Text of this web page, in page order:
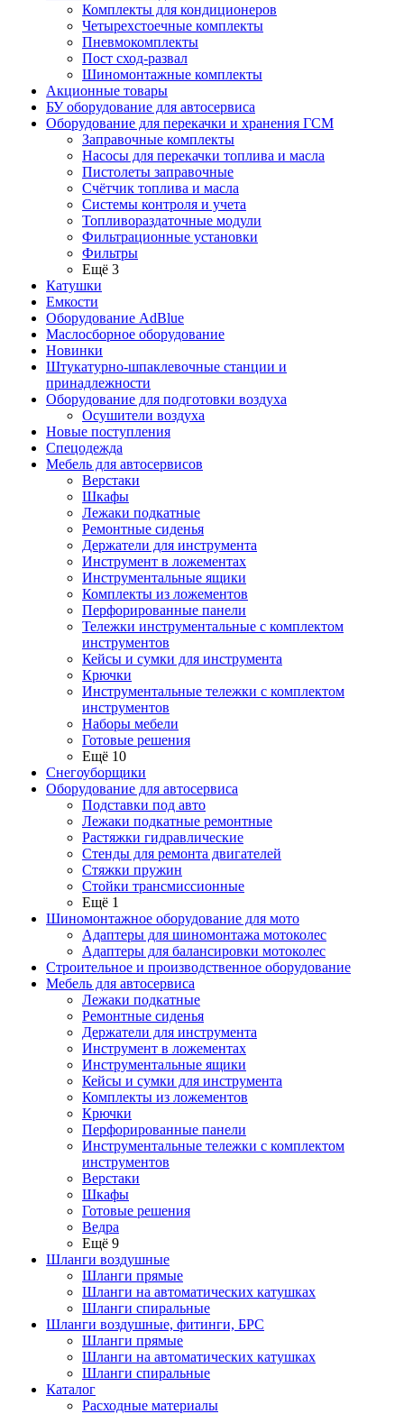
Комплекты для кондиционеров
Четырехстоечные комплекты
Пневмокомплекты
Пост сход-развал
Шиномонтажные комплекты
Акционные товары
БУ оборудование для автосервиса
Оборудование для перекачки и хранения ГСМ
Заправочные комплекты
Насосы для перекачки топлива и масла
Пистолеты заправочные
Счётчик топлива и масла
Системы контроля и учета
Топливораздаточные модули
Фильтрационные установки
Фильтры
Ещё 3
Катушки
Емкости
Оборудование AdBlue
Маслосборное оборудование
Новинки
Штукатурно-шпаклевочные станции и
принадлежности
Оборудование для подготовки воздуха
Осушители воздуха
Новые поступления
Спецодежда
Мебель для автосервисов
Верстаки
Шкафы
Лежаки подкатные
Ремонтные сиденья
Держатели для инструмента
Инструмент в ложементах
Инструментальные ящики
Комплекты из ложементов
Перфорированные панели
Тележки инструментальные с комплектом
инструментов
Кейсы и сумки для инструмента
Крючки
Инструментальные тележки с комплектом
инструментов
Наборы мебели
Готовые решения
Ещё 10
Снегоуборщики
Оборудование для автосервиса
Подставки под авто
Лежаки подкатные ремонтные
Растяжки гидравлические
Стенды для ремонта двигателей
Стяжки пружин
Стойки трансмиссионные
Ещё 1
Шиномонтажное оборудование для мото
Адаптеры для шиномонтажа мотоколес
Адаптеры для балансировки мотоколес
Строительное и производственное оборудование
Мебель для автосервиса
Лежаки подкатные
Ремонтные сиденья
Держатели для инструмента
Инструмент в ложементах
Инструментальные ящики
Кейсы и сумки для инструмента
Комплекты из ложементов
Крючки
Перфорированные панели
Инструментальные тележки с комплектом
инструментов
Верстаки
Шкафы
Готовые решения
Ведра
Ещё 9
Шланги воздушные
Шланги прямые
Шланги на автоматических катушках
Шланги спиральные
Шланги воздушные, фитинги, БРС
Шланги прямые
Шланги на автоматических катушках
Шланги спиральные
Каталог
Расходные материалы